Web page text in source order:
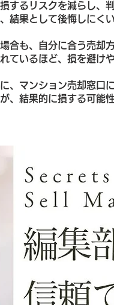
するリスクを減らし、
結果として後悔しにく
合も、自分に合う売却
ているほど、損を避け
、マンション売却窓口
、結果的に損する可能